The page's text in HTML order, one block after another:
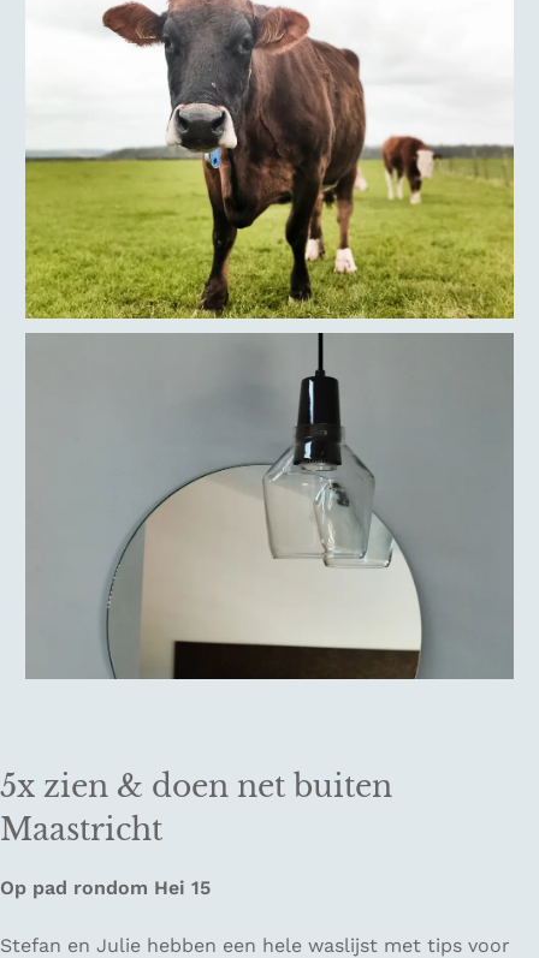
5x zien & doen net buiten
Maastricht
Op pad rondom Hei 15
Stefan en Julie hebben een hele waslijst met tips voor